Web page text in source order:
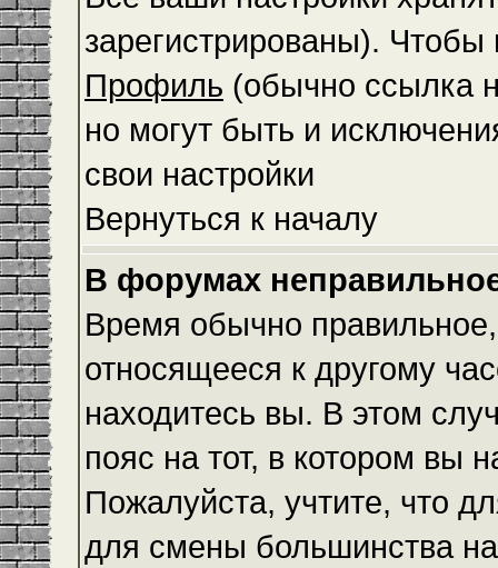
зарегистрированы). Чтобы
Профиль (обычно ссылка
но могут быть и
свои настройки
Вернуться к началу
В форумах
Время обычно
относящееся к другому
находитесь вы. В этом
пояс на тот, в котором вы
Пожалуйста, учтите, что
для смены большинства